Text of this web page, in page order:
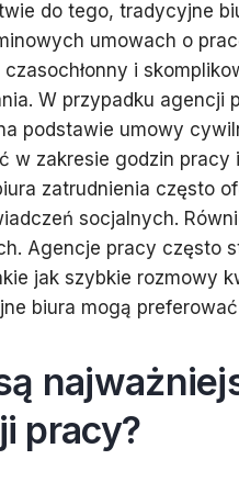
do tego, tradycyjne
umowach o
i
W przypadku agencji
podstawie umowy
w zakresie godzin pracy
zatrudnienia często
socjalnych.
Agencje pracy często
jak szybkie rozmowy
biura mogą
pracy?